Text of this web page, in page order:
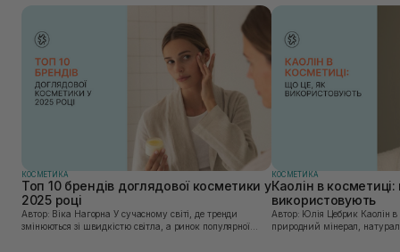
КОСМЕТИКА
Топ 10 брендів доглядової косметики у
2025 році
Автор: Віка Нагорна У сучасному світі, де тренди
змінюються зі швидкістю світла, а ринок популярної
КОСМЕТИКА
Каолін в
використовують
Автор: Юлія Цебрик Каолін в косметології – це
природний мінерал,